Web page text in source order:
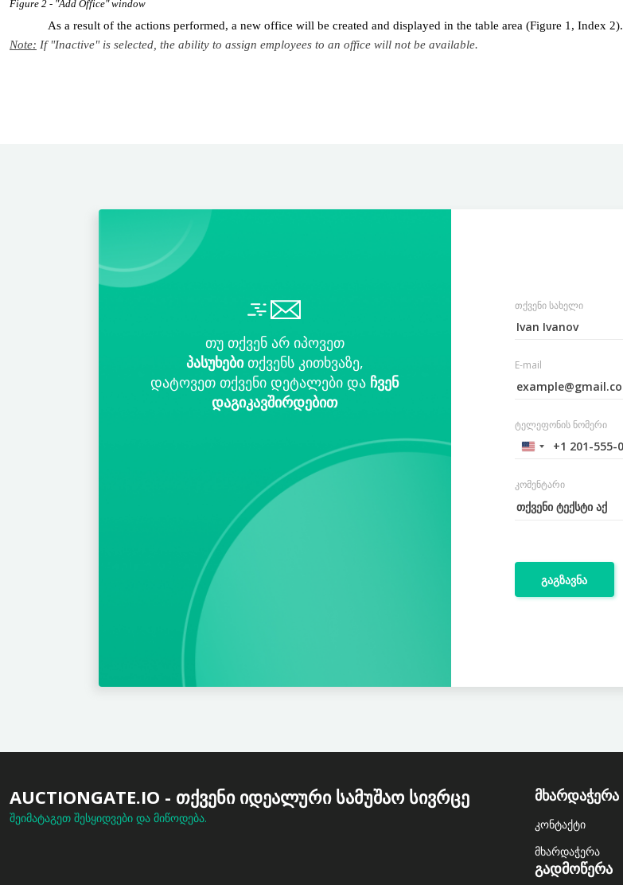
Figure 2 - "Add Office" window
As a result of the actions performed, a new office will be created and displayed in the table area (Figure 1, Index 2).
Note: If "Inactive" is selected, the ability to assign employees to an office will not be available.
თუ თქვენ არ იპოვეთ
პასუხებითქვენს კითხვაზე,
დატოვეთ თქვენი დეტალები და ჩვენ
დაგიკავშირდებით
თქვენი სახელი
E-mail
ტელეფონის ნომერი
კომენტარი
გაგზავნა
AUCTIONGATE.IO - ᲗᲥᲕᲔᲜᲘ ᲘᲓᲔᲐᲚᲣᲠᲘ ᲡᲐᲛᲣᲨᲐᲝ ᲡᲘᲕᲠᲪᲔ
შეიმატაგეთ შესყიდვები და მიწოდება.
ᲛᲮᲐᲠᲓᲐᲭᲔᲠᲐ
კონტაქტი
მხარდაჭერა
ᲒᲐᲓᲛᲝᲬᲔᲠᲐ